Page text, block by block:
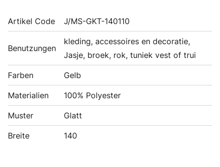
Artikel Code J/MS-GKT-140110
Benutzungen
kleding, accessoires en decoratie,
Jasje, broek, rok, tuniek vest of trui
Farben Gelb
Materialien 100% Polyester
Muster Glatt
Breite 140